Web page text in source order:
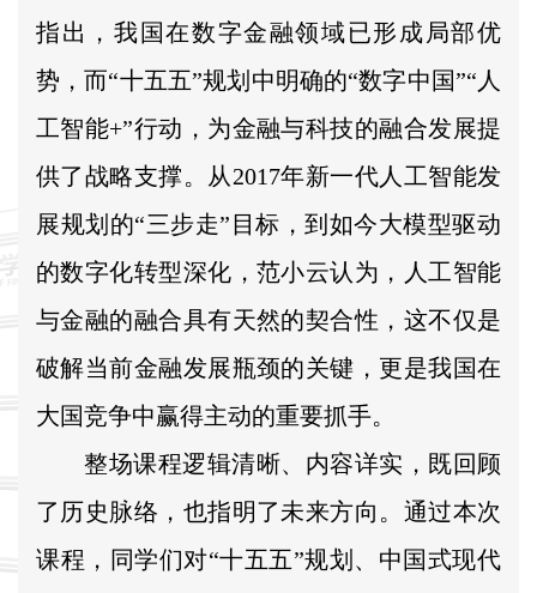
指出，我国在数字金融领域已形成局部优
势，而“十五五”规划中明确的“数字中国”“人
工智能+”行动，为金融与科技的融合发展提
供了战略支撑。从2017年新一代人工智能发
展规划的“三步走”目标，到如今大模型驱动
的数字化转型深化，范小云认为，人工智能
与金融的融合具有天然的契合性，这不仅是
破解当前金融发展瓶颈的关键，更是我国在
大国竞争中赢得主动的重要抓手。
整场课程逻辑清晰、内容详实，既回顾
了历史脉络，也指明了未来方向。通过本次
课程，同学们对“十五五”规划、中国式现代